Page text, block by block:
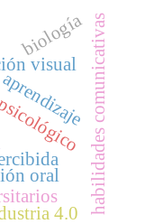
habilidades comunicativas
oral
visual
biología
aprendizaje
4.0